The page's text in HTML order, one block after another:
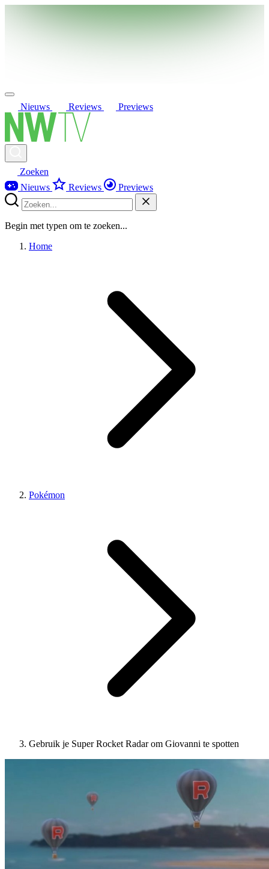
Nieuws Reviews Previews
Zoeken
Nieuws
Reviews Previews
Begin met typen om te zoeken...
Home
Pokémon
Gebruik je Super Rocket Radar om Giovanni te spotten